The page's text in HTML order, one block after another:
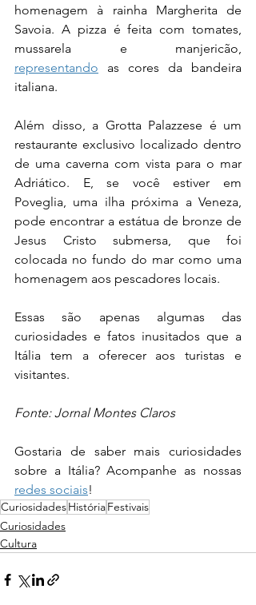
homenagem à rainha Margherita de
Savoia. A pizza é feita com tomates,
representando as cores da bandeira
italiana.
Além disso, a Grotta Palazzese é um
restaurante exclusivo localizado dentro
de uma caverna com vista para o mar
Adriático. E, se você estiver em
Poveglia, uma ilha próxima a Veneza,
pode encontrar a estátua de bronze de
Jesus Cristo submersa, que foi
colocada no fundo do mar como uma
homenagem aos pescadores locais.
Essas são apenas algumas das
curiosidades e fatos inusitados que a
Itália tem a oferecer aos turistas e
visitantes.
Fonte: Jornal Montes Claros
Gostaria de saber mais curiosidades
redes sociais!
CuriosidadesHistóriaFestivais
Curiosidades
Cultura